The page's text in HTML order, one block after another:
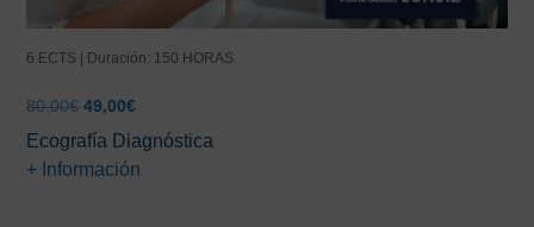
6 ECTS | Duración: 150 HORAS
80,00€ El
precio
original
era:
49,00€El
precio
actual
es:
Ecografía Diagnóstica
+ Información